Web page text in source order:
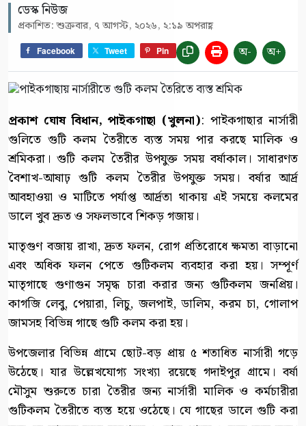
ডেস্ক নিউজ
প্রকাশিত: শুক্রবার, ৭ আগস্ট, ২০২৬, ২:১৯ অপরাহ্ণ
Facebook Tweet Pin অ- অ+
প্রকাশ ঘোষ বিধান, পাইকগাছা (খুলনা): পাইকগাছার নার্সারী
গুলিতে গুটি কলম তৈরীতে ব্যস্ত সময় পার করছে মালিক ও
শ্রমিকরা। গুটি কলম তৈরীর উপযুক্ত সময় বর্ষাকাল। সাধারণত
বৈশাখ-আষাঢ় গুটি কলম তৈরীর উপযুক্ত সময়। বর্ষার আর্দ্র
আবহাওয়া ও মাটিতে পর্যাপ্ত আর্দ্রতা থাকায় এই সময়ে কলমের
ডালে খুব দ্রুত ও সফলভাবে শিকড় গজায়।
মাতৃগুণ বজায় রাখা, দ্রুত ফলন, রোগ প্রতিরোধে ক্ষমতা বাড়ানো
এবং অধিক ফলন পেতে গুটিকলম ব্যবহার করা হয়। সম্পূর্ণ
মাতৃগাছে গুণাগুন সমৃদ্ধ চারা করার জন্য গুটিকলম জনপ্রিয়।
কাগজি লেবু, পেয়ারা, লিচু, জলপাই, ডালিম, করম চা, গোলাপ
জামসহ বিভিন্ন গাছে গুটি কলম করা হয়।
উপজেলার বিভিন্ন গ্রামে ছোট-বড় প্রায় ৫ শতাধিত নার্সারী গড়ে
উঠেছে। যার উল্লেখযোগ্য সংখ্যা রয়েছে গদাইপুর গ্রামে। বর্ষা
মৌসুম শুরুতে চারা তৈরীর জন্য নার্সারী মালিক ও কর্মচারীরা
গুটিকলম তৈরীতে ব্যস্ত হয়ে ওঠেছে। যে গাছের ডালে গুটি করা